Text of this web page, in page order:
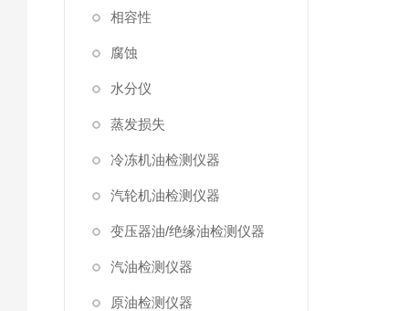
相容性
腐蚀
水分仪
蒸发损失
冷冻机油检测仪器
汽轮机油检测仪器
变压器油/绝缘油检测仪器
汽油检测仪器
原油检测仪器